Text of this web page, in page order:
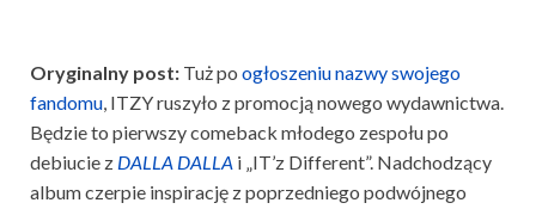
Oryginalny post: Tuż po ogłoszeniu nazwy swojego
fandomu, ITZY ruszyło z promocją nowego wydawnictwa.
Będzie to pierwszy comeback młodego zespołu po
debiucie z DALLA DALLA i „IT’z Different”. Nadchodzący
album czerpie inspirację z poprzedniego podwójnego